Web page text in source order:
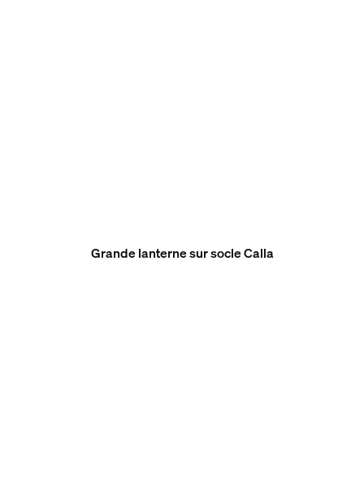
Grande lanterne sur socle Calla